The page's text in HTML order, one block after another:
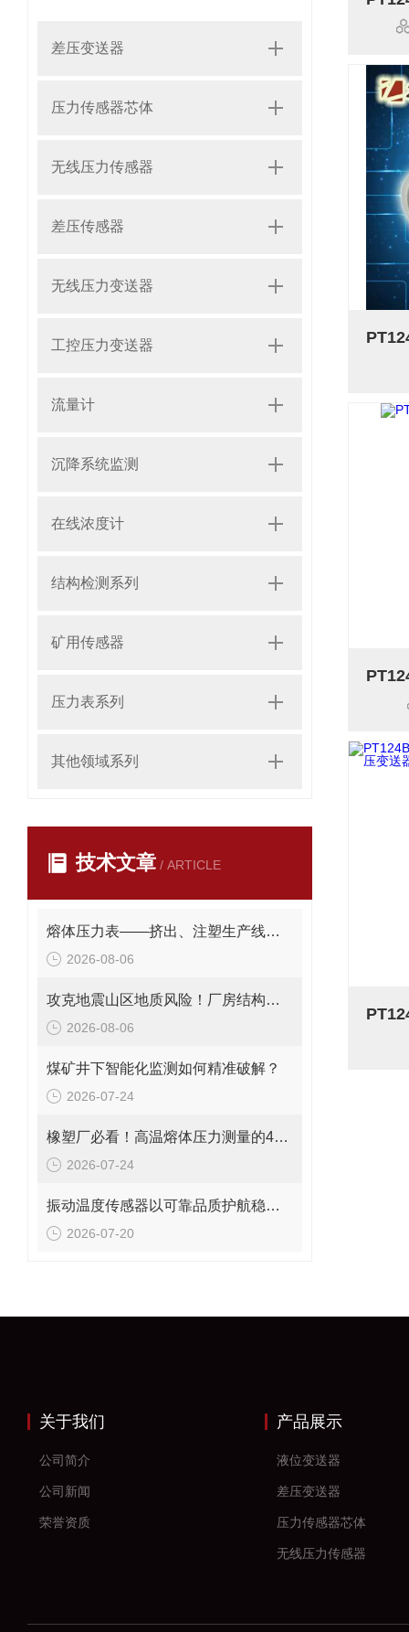
差压变送器
压力传感器芯体
无线压力传感器
差压传感器
无线压力变送器
工控压力变送器
流量计
沉降系统监测
在线浓度计
结构检测系列
矿用传感器
压力表系列
其他领域系列
技术文章 / ARTICLE
熔体压力表——挤出、注塑生产线的品质命脉！
2026-08-06
攻克地震山区地质风险！厂房结构在线安全监测解决方案应用。
2026-08-06
煤矿井下智能化监测如何精准破解？
2026-07-24
橡塑厂必看！高温熔体压力测量的4大致命痛点，90%工厂都在踩坑
2026-07-24
振动温度传感器以可靠品质护航稳定运行
2026-07-20
关于我们
公司简介
公司新闻
荣誉资质
产品展示
液位变送器
差压变送器
压力传感器芯体
无线压力传感器